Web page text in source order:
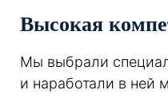
Высокая
Мы выбрали
и наработали в ней